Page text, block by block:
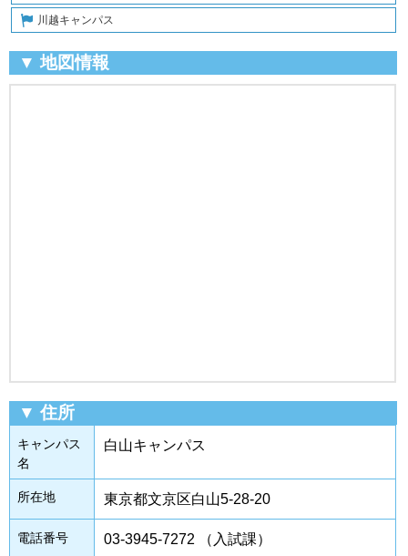
川越キャンパス
▼ 地図情報
▼ 住所
キャンパス
名
白山キャンパス
所在地 東京都文京区白山5-28-20
電話番号 03-3945-7272 （入試課）